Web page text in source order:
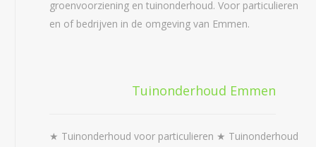
groenvoorziening en tuinonderhoud. Voor particulieren
en of bedrijven in de omgeving van Emmen.
Tuinonderhoud Emmen
★ Tuinonderhoud voor particulieren ★ Tuinonderhoud